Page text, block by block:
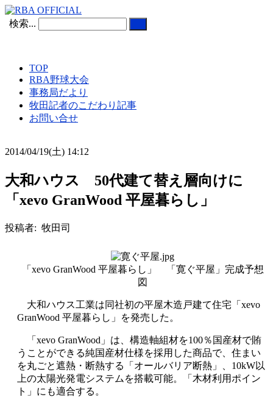
検索...
TOP
RBA野球大会
事務局だより
牧田記者のこだわり記事
お問い合せ
2014/04/19(土) 14:12
大和ハウス 50代建て替え層向けに
「xevo GranWood 平屋暮らし」
投稿者: 牧田司
「xevo GranWood 平屋暮らし」 「寛ぐ平屋」完成予想
図
大和ハウス工業は同社初の平屋木造戸建て住宅「xevo
GranWood 平屋暮らし」を発売した。
「xevo GranWood」は、構造軸組材を100％国産材で賄
うことができる純国産材仕様を採用した商品で、住まい
を丸ごと遮熱・断熱する「オールバリア断熱」、10kW以
上の太陽光発電システムを搭載可能。「木材利用ポイン
ト」にも適合する。